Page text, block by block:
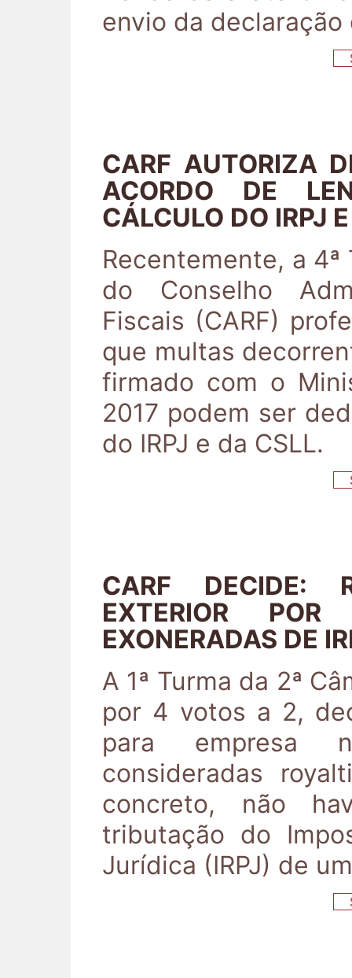
envio da declaração
CARF AUTORIZA
ACORDO DE
CÁLCULO DO IRPJ
Recentemente, a 4ª
do Conselho
Fiscais (CARF)
que multas
firmado com o
2017 podem ser
do IRPJ e da CSLL.
CARF DECIDE:
EXTERIOR POR
EXONERADAS DE
A 1ª Turma da 2ª
por 4 votos a 2,
para empresa
consideradas
concreto, não
tributação do
Jurídica (IRPJ) de